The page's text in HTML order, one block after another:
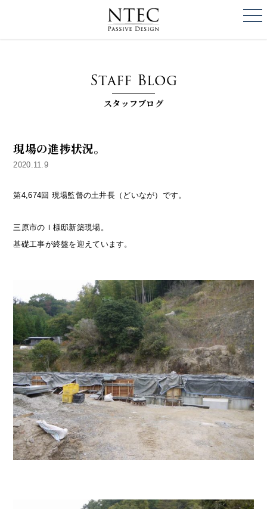
Staff Blog
スタッフブログ
現場の進捗状況。
2020.11.9
第4,674回 現場監督の土井長（どいなが）です。
三原市のＩ様邸新築現場。
基礎工事が終盤を迎えています。